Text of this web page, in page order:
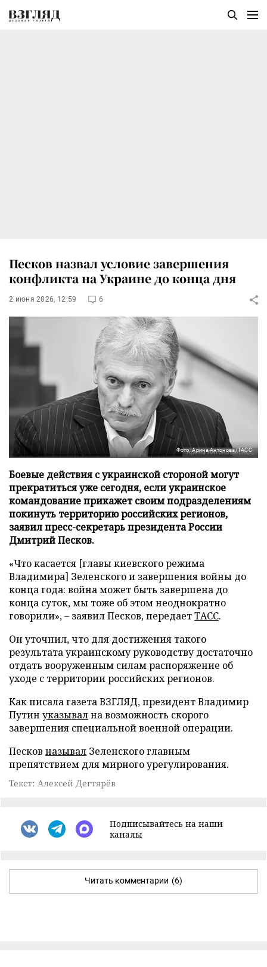
Песков назвал условие завершения
конфликта на Украине до конца дня
2 июня 2026, 12:59 6
Фото: Арина Антонова/ТАСС
Боевые действия с украинской стороной могут
прекратиться уже сегодня, если украинское
командование прикажет своим подразделениям
покинуть территорию российских регионов,
заявил пресс-секретарь президента России
Дмитрий Песков.
«Что касается [главы киевского режима
Владимира] Зеленского и завершения войны до
конца года: война может быть завершена до
конца суток, мы тоже об этом неоднократно
говорили», – заявил Песков, передаетТАСС.
Он уточнил, что для достижения такого
результата украинскому руководству достаточно
отдать вооруженным силам распоряжение об
уходе с территории российских регионов.
Как писала газета ВЗГЛЯД, президент Владимир
Путин указывална возможность скорого
завершения специальной военной операции.
Песков называл Зеленского главным
препятствием для мирного урегулирования.
Текст: Алексей Дегтярёв
Подписывайтесь на наши
каналы
Читать комментарии (6)